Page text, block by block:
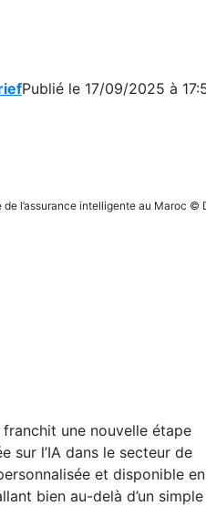
Publié le 17/09/2025 à
de l’assurance intelligente au Maroc ©
une nouvelle étape
sur l’IA dans le secteur de
et disponible en
bien au-delà d’un simple